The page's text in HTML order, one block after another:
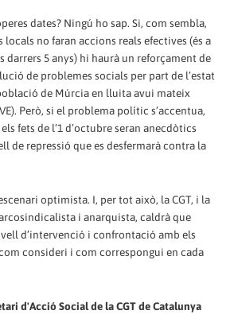
dates? Ningú ho sap. Si, com sembla,
no faran accions reals efectives (és a
darrers 5 anys) hi haurà un reforçament de
de problemes socials per part de l’estat
de Múrcia en lluita avui mateix
Però, si el problema polític s’accentua,
fets de l’1 d’octubre seran anecdòtics
de repressió que es desfermarà contra la
optimista. I, per tot això, la CGT, i la
i anarquista, caldrà que
d’intervenció i confrontació amb els
consideri i com correspongui en cada
d'Acció Social de la CGT de Catalunya